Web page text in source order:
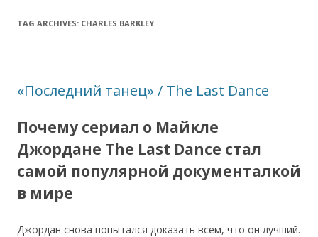
TAG ARCHIVES: CHARLES BARKLEY
«Последний танец» / The Last Dance
Почему сериал о Майкле
Джордане The Last Dance стал
самой популярной документалкой
в мире
Джордан снова попытался доказать всем, что он лучший.